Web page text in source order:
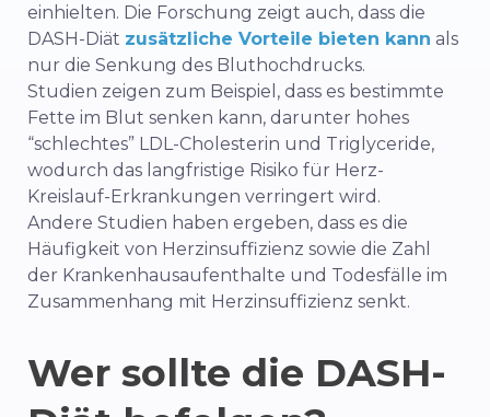
einhielten. Die Forschung zeigt auch, dass die
DASH-Diät zusätzliche Vorteile bieten kann als
nur die Senkung des Bluthochdrucks.
Studien zeigen zum Beispiel, dass es bestimmte
Fette im Blut senken kann, darunter hohes
“schlechtes” LDL-Cholesterin und Triglyceride,
wodurch das langfristige Risiko für Herz-
Kreislauf-Erkrankungen verringert wird.
Andere Studien haben ergeben, dass es die
Häufigkeit von Herzinsuffizienz sowie die Zahl
der Krankenhausaufenthalte und Todesfälle im
Zusammenhang mit Herzinsuffizienz senkt.
Wer sollte die DASH-